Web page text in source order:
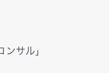
サル」